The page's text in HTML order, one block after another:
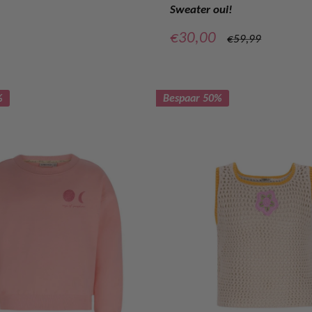
Sweater oui!
Verkoopprijs
€30,00
Normale
€59,99
Bespaar 50%